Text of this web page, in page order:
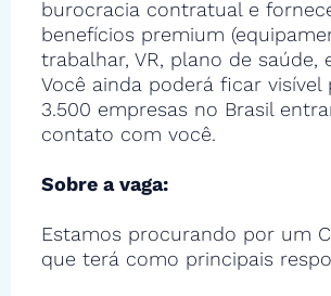
burocracia contratual e
benefícios premium
trabalhar, VR, plano de saúde,
Você ainda poderá ficar visível
3.500 empresas no Brasil
contato com você.
Sobre a vaga:
Estamos procurando por um
que terá como principais